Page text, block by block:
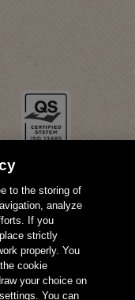
to the storing of
analyze
If you
strictly
properly. You
cookie
your choice on
You can